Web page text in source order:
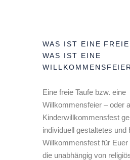
WAS IST EINE
WAS IST EINE
Eine freie Taufe bzw. eine
Willkommensfeier – oder
Kinderwillkommensfest
individuell gestaltetes und
Willkommensfest für Euer
die unabhängig von